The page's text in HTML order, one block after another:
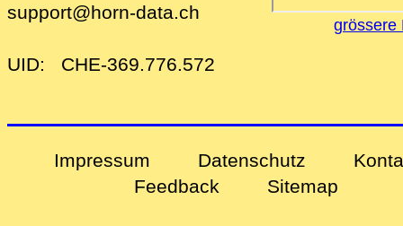
support@horn-data.ch
UID: CHE-369.776.572
grössere
Impressum Datenschutz
Feedback
Sitemap